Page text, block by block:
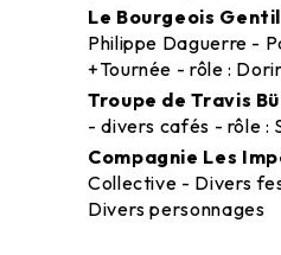
Le Bourgeois
Philippe Daguerre -
+Tournée - rôle :
Troupe de Travis
- divers cafés - rôle :
Compagnie Les
Collective - Divers
Divers personnages